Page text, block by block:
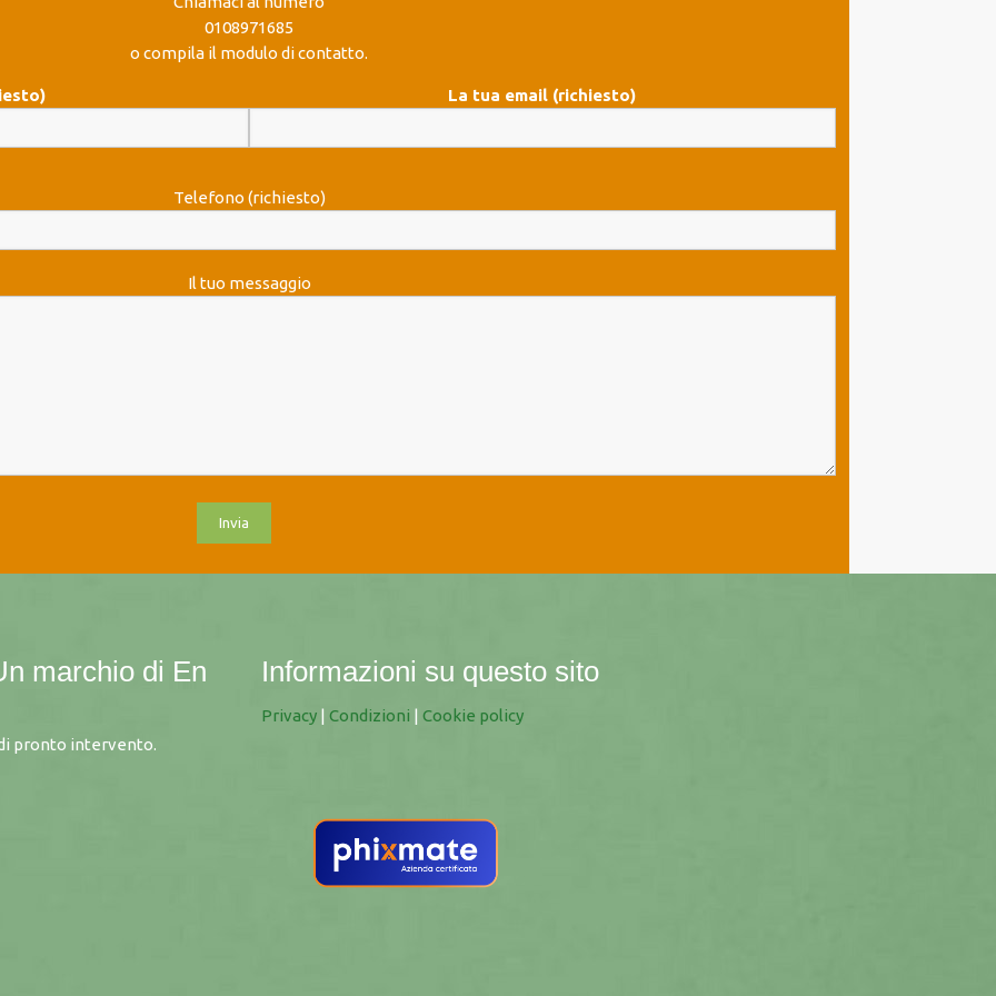
0108971685
o compila il modulo di contatto.
La tua email (richiesto)
Telefono (richiesto)
Il tuo messaggio
marchio di En
pronto intervento.
Informazioni su questo sito
Privacy | Condizioni | Cookie policy